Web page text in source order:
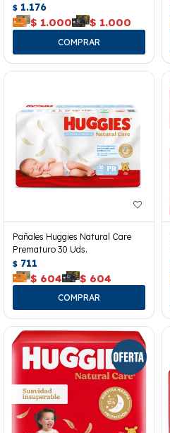
$ 1.176
$ 1.000 $ 1.000
Pañales Huggies Natural Care
Prematuro 30 Uds.
$ 711
$ 604 $ 604